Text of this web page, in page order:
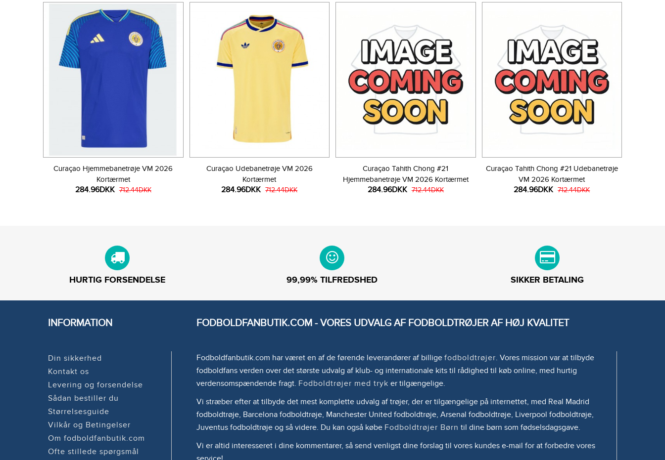
Curaçao Hjemmebanetrøje VM 2026
Kortærmet
284.96DKK 712.44DKK
Curaçao Udebanetrøje VM 2026
Kortærmet
284.96DKK 712.44DKK
Curaçao Tahith Chong #21
Hjemmebanetrøje VM 2026 Kortærmet
284.96DKK 712.44DKK
Curaçao Tahith Chong #21 Udebanetrøje
VM 2026 Kortærmet
284.96DKK 712.44DKK
HURTIG FORSENDELSE 99,99% TILFREDSHED SIKKER BETALING
INFORMATION
Din sikkerhed
Kontakt os
Levering og forsendelse
Sådan bestiller du
Størrelsesguide
Vilkår og Betingelser
Om fodboldfanbutik.com
Ofte stillede spørgsmål
FODBOLDFANBUTIK.COM - VORES UDVALG AF FODBOLDTRØJER AF HØJ KVALITET
Fodboldfanbutik.com har været en af de førende leverandører af billige fodboldtrøjer. Vores mission var at tilbyde
fodboldfans verden over det største udvalg af klub- og internationale kits til rådighed til køb online, med hurtig
verdensomspændende fragt. Fodboldtrøjer med tryk er tilgængelige.
Vi stræber efter at tilbyde det mest komplette udvalg af trøjer, der er tilgængelige på internettet, med Real Madrid
fodboldtrøje, Barcelona fodboldtrøje, Manchester United fodboldtrøje, Arsenal fodboldtrøje, Liverpool fodboldtrøje,
Juventus fodboldtrøje og så videre. Du kan også købe Fodboldtrøjer Børn til dine børn som fødselsdagsgave.
Vi er altid interesseret i dine kommentarer, så send venligst dine forslag til vores kundes e-mail for at forbedre vores